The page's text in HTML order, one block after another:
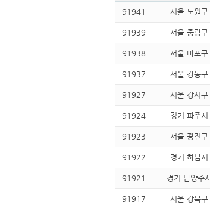
91941 서울 노원구
91939 서울 중랑구
91938 서울 마포구
91937 서울 강동구
91927 서울 강서구
91924 경기 파주시
91923 서울 광진구
91922 경기 하남시
91921 경기 남양주시
91917 서울 강북구